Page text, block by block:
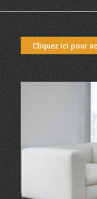
Cliquez ici pour